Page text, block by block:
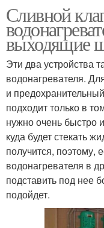
Сливной
выходящие
Эти два устройства
водонагревателя.
и
подходит только в
нужно очень быстро
куда будет стекать
получится, поэтому,
водонагревателя в
подставить под нее
подойдет.